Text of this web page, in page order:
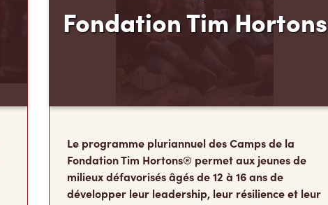
Fondation Tim Hortons
Le programme pluriannuel des Camps de la
Fondation Tim Hortons® permet aux jeunes de
milieux défavorisés âgés de 12 à 16 ans de
développer leur leadership, leur résilience et leur